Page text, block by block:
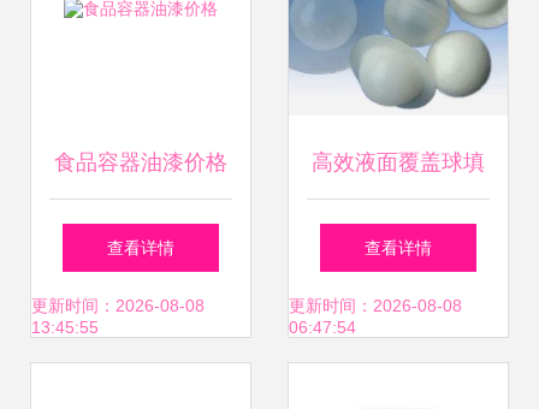
食品容器油漆价格
查看详情
更新时间：2026-08-08
13:45:55
高效液面覆盖球填
料 巩义市宇洲净水
材料厂的优质选择
查看详情
更新时间：2026-08-08
06:47:54